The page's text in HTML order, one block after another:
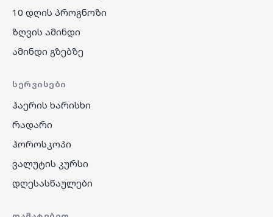
10 დღის პროგნოზი
ზღვის ამინდი
ამინდი გზებზე
ᲡᲔᲠᲕᲘᲡᲔᲑᲘ
ჰაერის ხარისხი
რადარი
ჰოროსკოპი
ვალუტის კურსი
დღესასწაულები